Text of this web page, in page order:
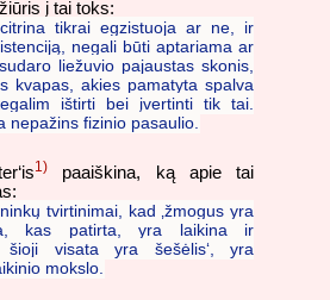
į tai toks:
tikrai egzistuoja ar ne, ir
negali būti aptariama ar
liežuvio pajaustas skonis,
kvapas, akies pamatyta spalva
ištirti bei įvertinti tik tai.
nepažins fizinio pasaulio.
1) paaiškina, ką apie tai
tvirtinimai, kad ‚žmogus yra
kas patirta, yra laikina ir
šioji visata yra šešėlis‘, yra
mokslo.